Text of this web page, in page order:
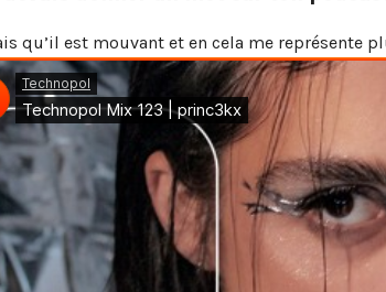
qu’il est mouvant et en cela me représente